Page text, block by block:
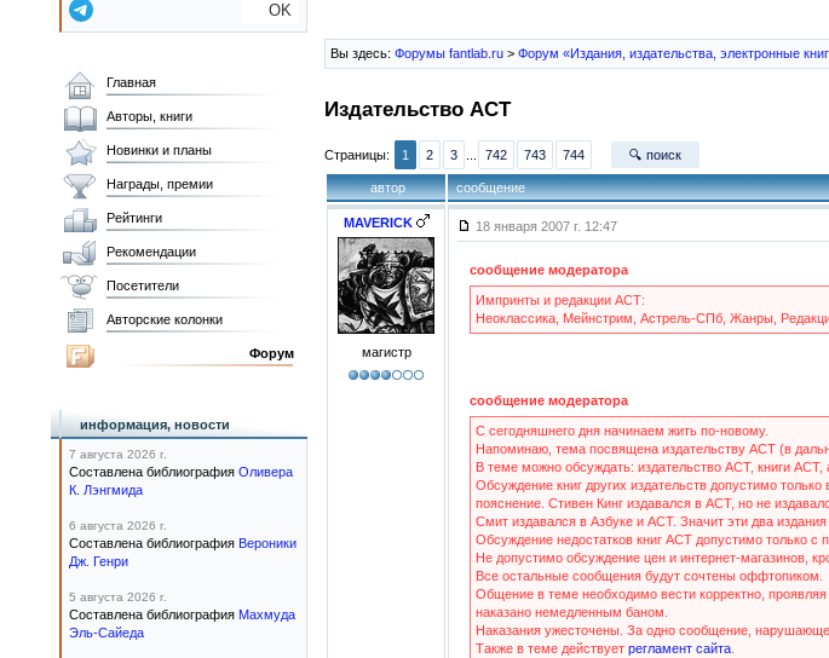
OK
Вы здесь: Форумы fantlab.ru > Форум «Издания, издательства, электронные
Издательство АСТ
Страницы: 1 2 3 742 743 744 🔍 поиск
автор сообщение
MAVERICK
магистр
18 января 2007 г. 12:47
сообщение модератора
Импринты и редакции АСТ:
Неоклассика, Мейнстрим, Астрель-СПб, Жанры,
сообщение модератора
C сегодняшнего дня начинаем жить по-новому.
Напоминаю, тема посвящена издательству АСТ (в
В теме можно обсуждать: издательство АСТ, книги
Обсуждение книг других издательств допустимо
пояснение. Стивен Кинг издавался в АСТ, но не
Смит издавался в Азбуке и АСТ. Значит эти два
Обсуждение недостатков книг АСТ допустимо только
Не допустимо обсуждение цен и интернет-магазинов,
Все остальные сообщения будут сочтены оффтопиком.
Общение в теме необходимо вести корректно,
наказано немедленным баном.
Наказания ужесточены. За одно сообщение,
Также в теме действует регламент сайта
Главная
Авторы, книги
Новинки и планы
Награды, премии
Рейтинги
Рекомендации
Посетители
Авторские колонки
Форум
информация, новости
7 августа 2026 г.
Составлена библиография Оливера
К. Лэнгмида
6 августа 2026 г.
Составлена библиография Вероники
Дж. Генри
5 августа 2026 г.
Составлена библиография Махмуда
Эль-Сайеда